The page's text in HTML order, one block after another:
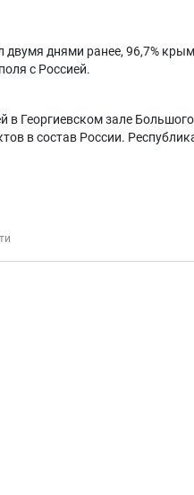
днями ранее, 96,7%
с Россией.
в Георгиевском зале
в состав России.